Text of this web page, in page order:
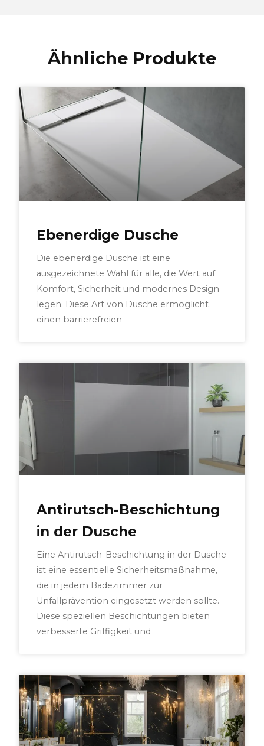
Ähnliche Produkte
Ebenerdige Dusche
Die ebenerdige Dusche ist eine
ausgezeichnete Wahl für alle, die Wert auf
Komfort, Sicherheit und modernes Design
legen. Diese Art von Dusche ermöglicht
einen barrierefreien
Antirutsch-Beschichtung
in der Dusche
Eine Antirutsch-Beschichtung in der Dusche
ist eine essentielle Sicherheitsmaßnahme,
die in jedem Badezimmer zur
Unfallprävention eingesetzt werden sollte.
Diese speziellen Beschichtungen bieten
verbesserte Griffigkeit und